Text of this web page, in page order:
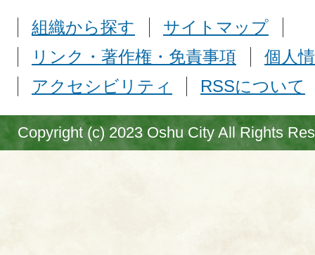
組織から探す
サイトマップ
リンク・著作権・免責事項
個人
アクセシビリティ
RSSについて
Copyright (c) 2023 Oshu City All Rights